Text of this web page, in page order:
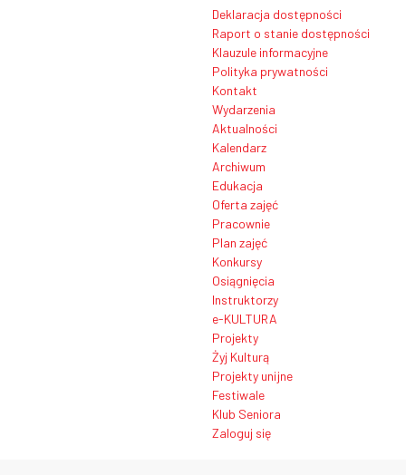
Deklaracja dostępności
Raport o stanie dostępności
Klauzule informacyjne
Polityka prywatności
Kontakt
Wydarzenia
Aktualności
Kalendarz
Archiwum
Edukacja
Oferta zajęć
Pracownie
Plan zajęć
Konkursy
Osiągnięcia
Instruktorzy
e-KULTURA
Projekty
Żyj Kulturą
Projekty unijne
Festiwale
Klub Seniora
Zaloguj się